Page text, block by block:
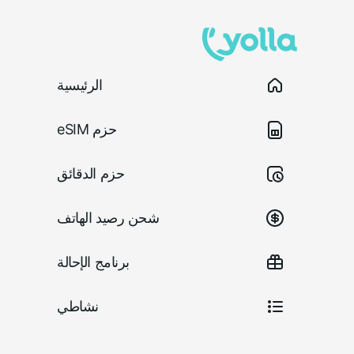
الرئيسية
حزم eSIM
حزم الدقائق
شحن رصيد الهاتف
برنامج الإحالة
نشاطي